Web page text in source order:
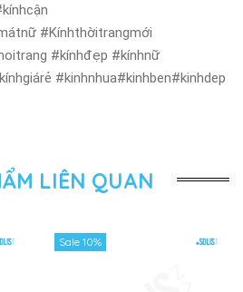
#Kínhthờitrangmới
#kínhđẹp #kínhnữ
#kinhnhua#kinhben#kinhdep
LIÊN QUAN
Sale 10%